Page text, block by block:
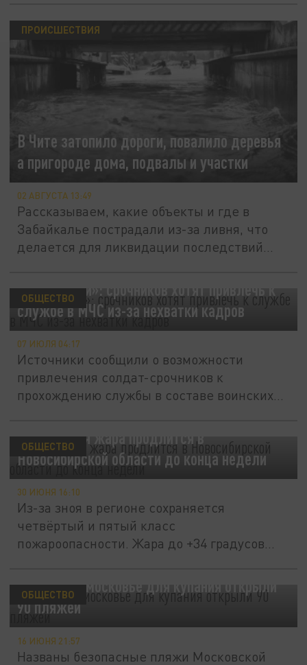
В Чите затопило дороги, повалило деревья
а пригороде дома, подвалы и участки
ПРОИСШЕСТВИЯ
02 АВГУСТА 13:49
Рассказываем, какие объекты и где в
Забайкалье пострадали из-за ливня, что
делается для ликвидации последствий...
«Ведомости»: срочников хотят привлечь к
службе в МЧС из-за нехватки кадров
ОБЩЕСТВО
07 ИЮЛЯ 04:17
Источники сообщили о возможности
привлечения солдат-срочников к
прохождению службы в составе воинских...
Аномальная жара продлится в
Новосибирской области до конца недели
ОБЩЕСТВО
30 ИЮНЯ 16:10
Из-за зноя в регионе сохраняется
четвёртый и пятый класс
пожароопасности. Жара до +34 градусов
МЧС: в Подмосковье для купания открыли
90 пляжей
ОБЩЕСТВО
16 ИЮНЯ 21:57
Названы безопасные пляжи Московской